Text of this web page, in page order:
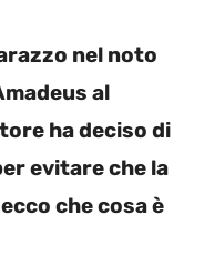
nel noto
al
ha deciso di
evitare che la
che cosa è